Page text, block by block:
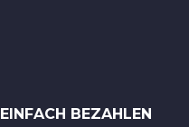
EINFACH BEZAHLEN